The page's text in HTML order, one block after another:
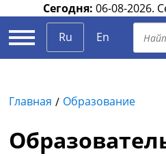
Сегодня: 06-08-2026.
Ru
En
Главная Образование